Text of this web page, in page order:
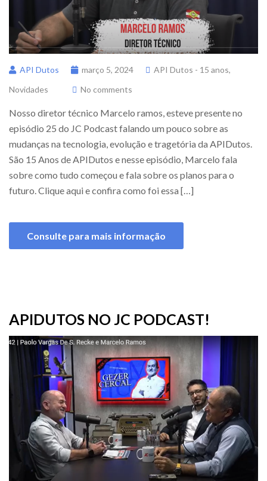
API Dutos março 5, 2024 API Dutos - 15 anos,
Novidades
No comments
Nosso diretor técnico Marcelo ramos, esteve presente no
episódio 25 do JC Podcast falando um pouco sobre as
mudanças na tecnologia, evolução e tragetória da APIDutos.
São 15 Anos de APIDutos e nesse episódio, Marcelo fala
sobre como tudo começou e fala sobre os planos para o
futuro. Clique aqui e confira como foi essa […]
Consulte para mais informação
APIDUTOS NO JC PODCAST!